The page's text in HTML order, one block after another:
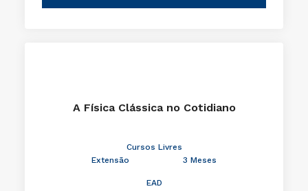
A Física Clássica no Cotidiano
Cursos Livres
Extensão
3 Meses
EAD